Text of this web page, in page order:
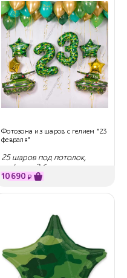
Фотозона из шаров с гелием "23
февраля"
25 шаров под потолок,
цифры и 2 букета
10690 ₽